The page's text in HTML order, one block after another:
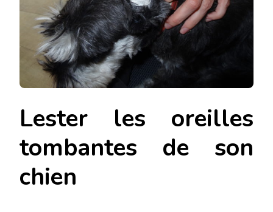
Lester les oreilles
tombantes de son
chien